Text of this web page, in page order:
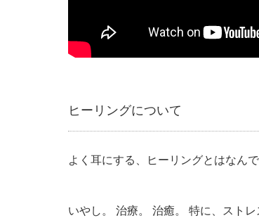
ヒーリングについて
よく耳にする、ヒーリングとはなん
いやし。 治療。 治癒。 特に、スト